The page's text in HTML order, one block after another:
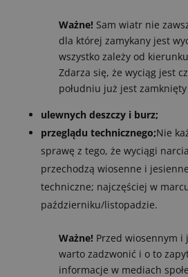
Ważne! Sam wiatr nie
dla której zamykany jest
wszystko zależy od
Zdarza się, że wyciąg jest
południu już jest
ulewnych deszczy i burz;
przeglądu technicznego;Nie
sprawę z tego, że wyciągi
przechodzą wiosenne i
techniczne; najczęściej w
październiku/listopadzie.
Ważne! Przed wiosennym
warto zadzwonić i o to
informacje w mediach